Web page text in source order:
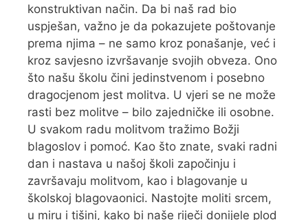
konstruktivan način. Da bi naš rad bio
uspješan, važno je da pokazujete poštovanje
prema njima – ne samo kroz ponašanje, već i
kroz savjesno izvršavanje svojih obveza. Ono
što našu školu čini jedinstvenom i posebno
dragocjenom jest molitva. U vjeri se ne može
rasti bez molitve – bilo zajedničke ili osobne.
U svakom radu molitvom tražimo Božji
blagoslov i pomoć. Kao što znate, svaki radni
dan i nastava u našoj školi započinju i
završavaju molitvom, kao i blagovanje u
školskoj blagovaonici. Nastojte moliti srcem,
u miru i tišini, kako bi naše riječi donijele plod